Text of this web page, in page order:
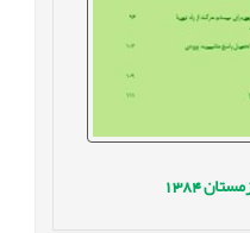
1384